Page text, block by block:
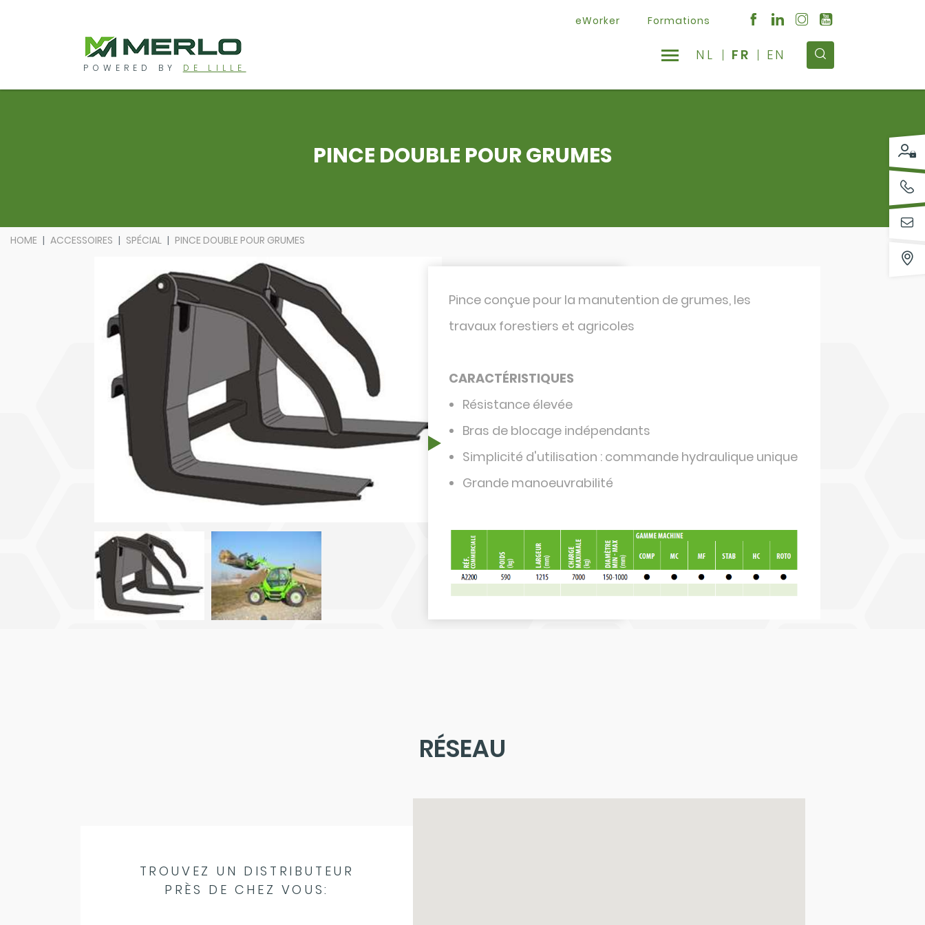
eWorker Formations
POWERED BY DE LILLE
NL FR EN
PINCE DOUBLE POUR GRUMES
HOME ACCESSOIRES SPÉCIAL PINCE DOUBLE POUR GRUMES
Pince conçue pour la manutention de grumes, les
travaux forestiers et agricoles
CARACTÉRISTIQUES
Résistance élevée
Bras de blocage indépendants
Simplicité d'utilisation : commande hydraulique unique
Grande manoeuvrabilité
RÉSEAU
TROUVEZ UN DISTRIBUTEUR
PRÈS DE CHEZ VOUS: